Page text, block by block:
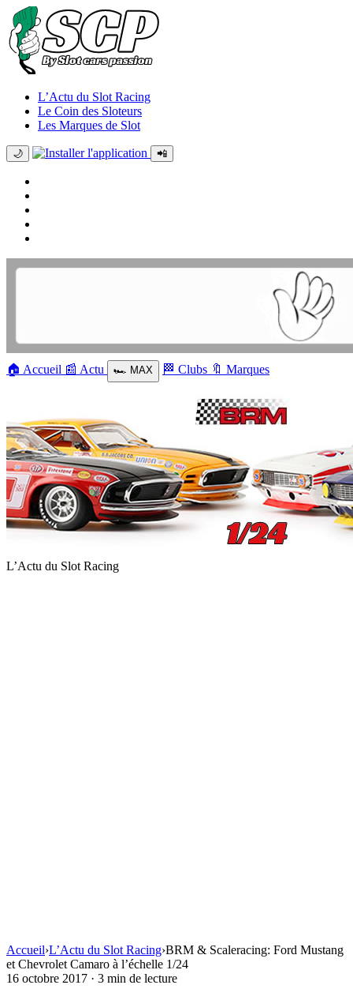
L’Actu du Slot Racing
Le Coin des Sloteurs
Les Marques de Slot
🌙 📲
🏠 Accueil 📰 Actu 🏎️ MAX 🏁 Clubs 🔖 Marques
L’Actu du Slot Racing
Accueil›L’Actu du Slot Racing›BRM & Scaleracing: Ford Mustang
et Chevrolet Camaro à l’échelle 1/24
16 octobre 2017 · 3 min de lecture